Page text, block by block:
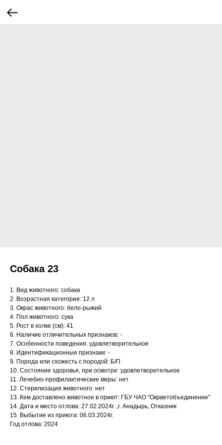
Собака 23
1. Вид животного: собака
2. Возрастная категория: 12 л
3. Окрас животного: бело-рыжий
4. Пол животного: сука
5. Рост в холке (см): 41
6. Наличие отличительных признаков: -
7. Особенности поведения: удовлетворительное
8. Идентификационные признаки: -
9. Порода или схожесть с породой: Б/П
10. Состояние здоровья, при осмотре: удовлетворительное
11. Лечебно-профилактические меры: нет
12. Стерилизация животного: нет
13. Кем доставлено животное в приют: ГБУ ЧАО "Окрветобъединение"
14. Дата и место отлова: 27.02.2024г. ,г. Анадырь, Отказник
15. Выбытие из приюта: 06.03.2024г.
Год отлова: 2024